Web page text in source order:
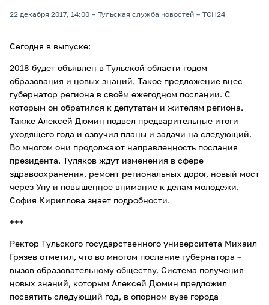
22 декабря 2017, 14:00 Тульская служба новостей ТСН24
Сегодня в выпуске:
2018 будет объявлен в Тульской области годом
образования и новых знаний. Такое предложение внес
губернатор региона в своём ежегодном послании. С
которым он обратился к депутатам и жителям региона.
Также Алексей Дюмин подвел предварительные итоги
уходящего года и озвучил планы и задачи на следующий.
Во многом они продолжают направленность послания
президента. Туляков ждут изменения в сфере
здравоохранения, ремонт региональных дорог, новый мост
через Упу и повышенное внимание к делам молодежи.
София Кириллова знает подробности.
+++
Ректор Тульского государственного университета Михаил
Грязев отметил, что во многом послание губернатора –
вызов образовательному обществу. Система получения
новых знаний, которым Алексей Дюмин предложил
посвятить следующий год, в опорном вузе города